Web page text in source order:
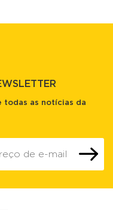
todas as notícias da